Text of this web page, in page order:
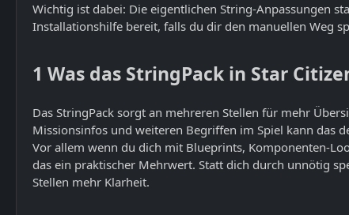
Wichtig ist dabei: Die eigentlichen String-Anpassungen
Installationshilfe bereit, falls du dir den manuellen Weg
1 Was das StringPack in Star
Das StringPack sorgt an mehreren Stellen für mehr
Missionsinfos und weiteren Begriffen im Spiel kann das
Vor allem wenn du dich mit Blueprints, Komponenten-
das ein praktischer Mehrwert. Statt dich durch unnötig
Stellen mehr Klarheit.